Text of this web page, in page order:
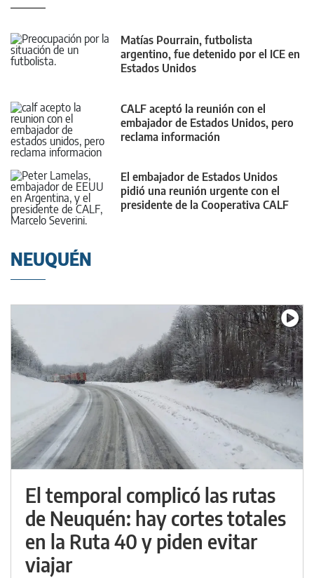
Matías Pourrain, futbolista
argentino, fue detenido por el ICE en
Estados Unidos
CALF aceptó la reunión con el
embajador de Estados Unidos, pero
reclama información
El embajador de Estados Unidos
pidió una reunión urgente con el
presidente de la Cooperativa CALF
NEUQUÉN
El temporal complicó las rutas
de Neuquén: hay cortes totales
en la Ruta 40 y piden evitar
viajar